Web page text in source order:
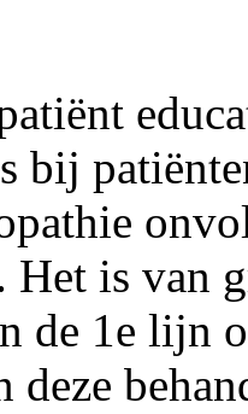
bij
Het is van
de 1e lijn